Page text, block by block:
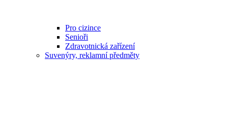
Pro cizince
Senioři
Zdravotnická zařízení
Suvenýry, reklamní předměty